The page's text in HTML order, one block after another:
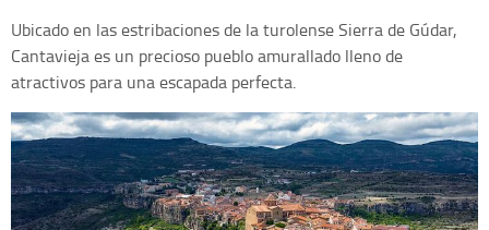
Ubicado en las estribaciones de la turolense Sierra de Gúdar,
Cantavieja es un precioso pueblo amurallado lleno de
atractivos para una escapada perfecta.